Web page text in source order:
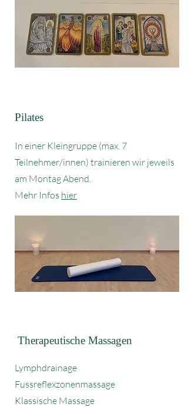
Pilates
In einer Kleingruppe (max. 7
Teilnehmer/innen) trainieren wir jeweils
am Montag Abend.
Mehr Infos hier
Therapeutische Massagen
Lymphdrainage
Fussreflexzonenmassage
Klassische Massage